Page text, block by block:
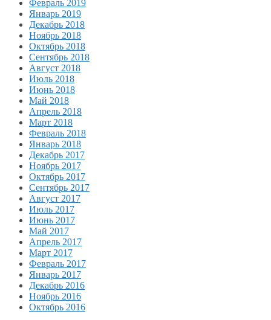
Февраль 2019
Январь 2019
Декабрь 2018
Ноябрь 2018
Октябрь 2018
Сентябрь 2018
Август 2018
Июль 2018
Июнь 2018
Май 2018
Апрель 2018
Март 2018
Февраль 2018
Январь 2018
Декабрь 2017
Ноябрь 2017
Октябрь 2017
Сентябрь 2017
Август 2017
Июль 2017
Июнь 2017
Май 2017
Апрель 2017
Март 2017
Февраль 2017
Январь 2017
Декабрь 2016
Ноябрь 2016
Октябрь 2016